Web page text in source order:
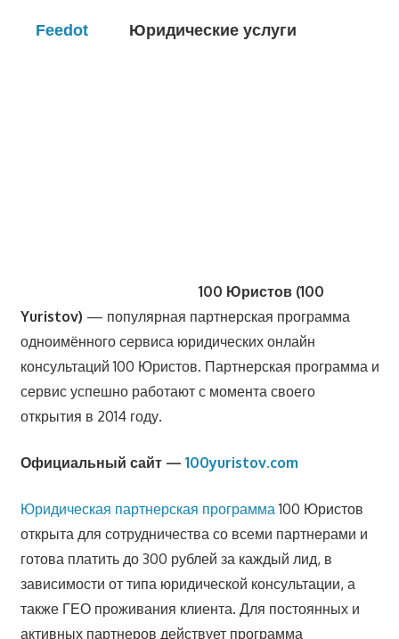
Feedot Юридические услуги
100 Юристов (100
Yuristov) — популярная партнерская программа
одноимённого сервиса юридических онлайн
консультаций 100 Юристов. Партнерская программа и
сервис успешно работают с момента своего
открытия в 2014 году.
Официальный сайт — 100yuristov.com
Юридическая партнерская программа100 Юристов
открыта для сотрудничества со всеми партнерами и
готова платить до 300 рублей за каждый лид, в
зависимости от типа юридической консультации, а
также ГЕО проживания клиента. Для постоянных и
активных партнеров действует программа